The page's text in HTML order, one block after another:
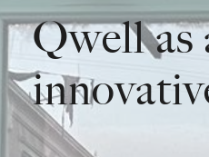
Qwell as